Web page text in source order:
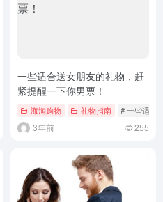
# 礼物指南 # 解救直男！女生想要的礼物
一些适合送女朋友的礼物，赶
紧提醒一下你男票！
海淘购物 礼物指南 # 一些适合
3年前 255